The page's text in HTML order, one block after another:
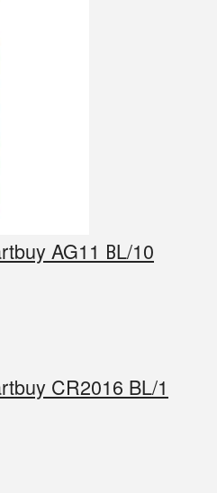
AG11 ВL/10
CR2016 BL/1